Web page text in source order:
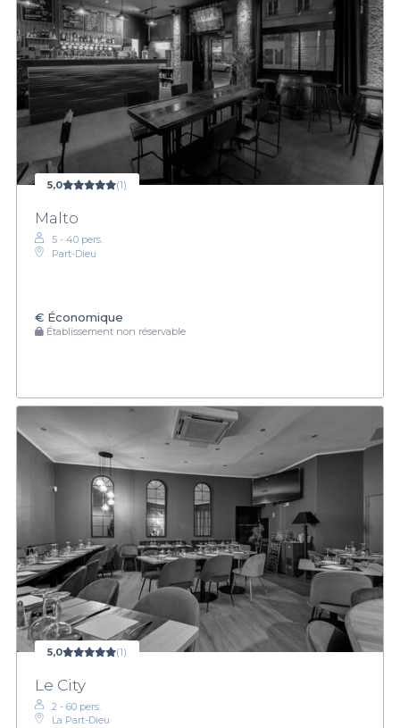
5,0 (1)
Malto
5 - 40 pers.
Part-Dieu
€ Économique
Établissement non réservable
5,0 (1)
Le City
2 - 60 pers.
La Part-Dieu